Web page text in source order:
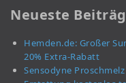
Neueste
Hemden.de: Großer
20% Extra-Rabatt
Sensodyne